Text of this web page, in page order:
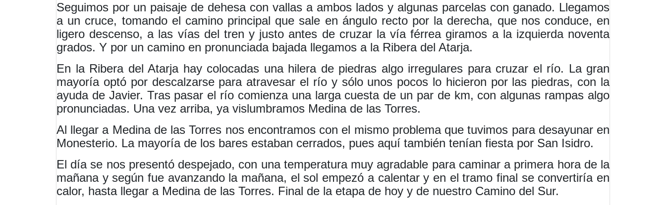
Seguimos por un paisaje de dehesa con vallas a ambos lados y algunas parcelas con ganado. Llegamos
a un cruce, tomando el camino principal que sale en ángulo recto por la derecha, que nos conduce, en
ligero descenso, a las vías del tren y justo antes de cruzar la vía férrea giramos a la izquierda noventa
grados. Y por un camino en pronunciada bajada llegamos a la Ribera del Atarja.
En la Ribera del Atarja hay colocadas una hilera de piedras algo irregulares para cruzar el río. La gran
mayoría optó por descalzarse para atravesar el río y sólo unos pocos lo hicieron por las piedras, con la
ayuda de Javier. Tras pasar el río comienza una larga cuesta de un par de km, con algunas rampas algo
pronunciadas. Una vez arriba, ya vislumbramos Medina de las Torres.
Al llegar a Medina de las Torres nos encontramos con el mismo problema que tuvimos para desayunar en
Monesterio. La mayoría de los bares estaban cerrados, pues aquí también tenían fiesta por San Isidro.
El día se nos presentó despejado, con una temperatura muy agradable para caminar a primera hora de la
mañana y según fue avanzando la mañana, el sol empezó a calentar y en el tramo final se convertiría en
calor, hasta llegar a Medina de las Torres. Final de la etapa de hoy y de nuestro Camino del Sur.